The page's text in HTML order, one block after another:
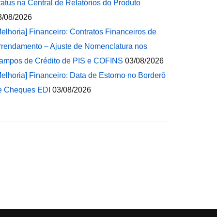
na Central de Relatórios do Produto
08/2026
Financeiro: Contratos Financeiros de
– Ajuste de Nomenclatura nos
de Crédito de PIS e COFINS 03/08/2026
Financeiro: Data de Estorno no Borderô
Cheques EDI 03/08/2026